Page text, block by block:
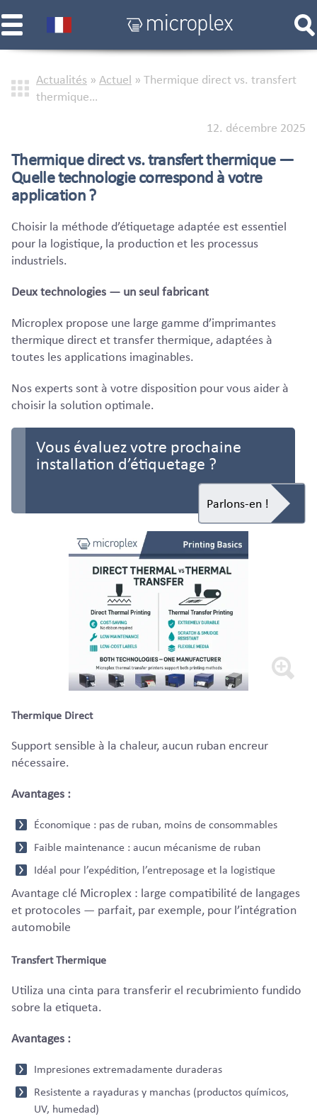
Actualités » Actuel » Thermique direct vs. transfert
thermique…
12. décembre 2025
Thermique direct vs. transfert thermique —
Quelle technologie correspond à votre
application ?
Choisir la méthode d’étiquetage adaptée est essentiel
pour la logistique, la production et les processus
industriels.
Deux technologies — un seul fabricant
Microplex propose une large gamme d’imprimantes
thermique direct et transfer thermique, adaptées à
toutes les applications imaginables.
Nos experts sont à votre disposition pour vous aider à
choisir la solution optimale.
Vous évaluez votre prochaine
installation d’étiquetage ?
Parlons-en !
Thermique Direct
Support sensible à la chaleur, aucun ruban encreur
nécessaire.
Avantages :
Économique : pas de ruban, moins de consommables
Faible maintenance : aucun mécanisme de ruban
Idéal pour l’expédition, l’entreposage et la logistique
Avantage clé Microplex : large compatibilité de langages
et protocoles — parfait, par exemple, pour l’intégration
automobile
Transfert Thermique
Utiliza una cinta para transferir el recubrimiento fundido
sobre la etiqueta.
Avantages :
Impresiones extremadamente duraderas
Resistente a rayaduras y manchas (productos químicos,
UV, humedad)